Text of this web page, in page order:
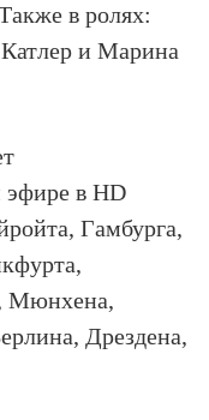
в ролях:
и Марина
эфире в HD
Гамбурга,
Мюнхена,
Дрездена,